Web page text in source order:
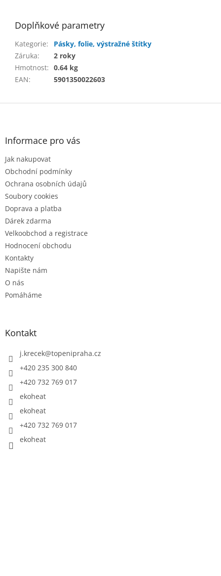
Doplňkové parametry
Kategorie:
Pásky, folie, výstražné štítky
Záruka:
2 roky
Hmotnost: 0.64 kg
EAN: 5901350022603
Z
Informace pro vás
Jak nakupovat
Obchodní podmínky
Ochrana osobních údajů
Soubory cookies
Doprava a platba
Dárek zdarma
Velkoobchod a registrace
Hodnocení obchodu
Kontakty
Napište nám
O nás
Pomáháme
Kontakt
j.krecek@topenipraha.cz
+420 235 300 840
+420 732 769 017
ekoheat
ekoheat
+420 732 769 017
ekoheat